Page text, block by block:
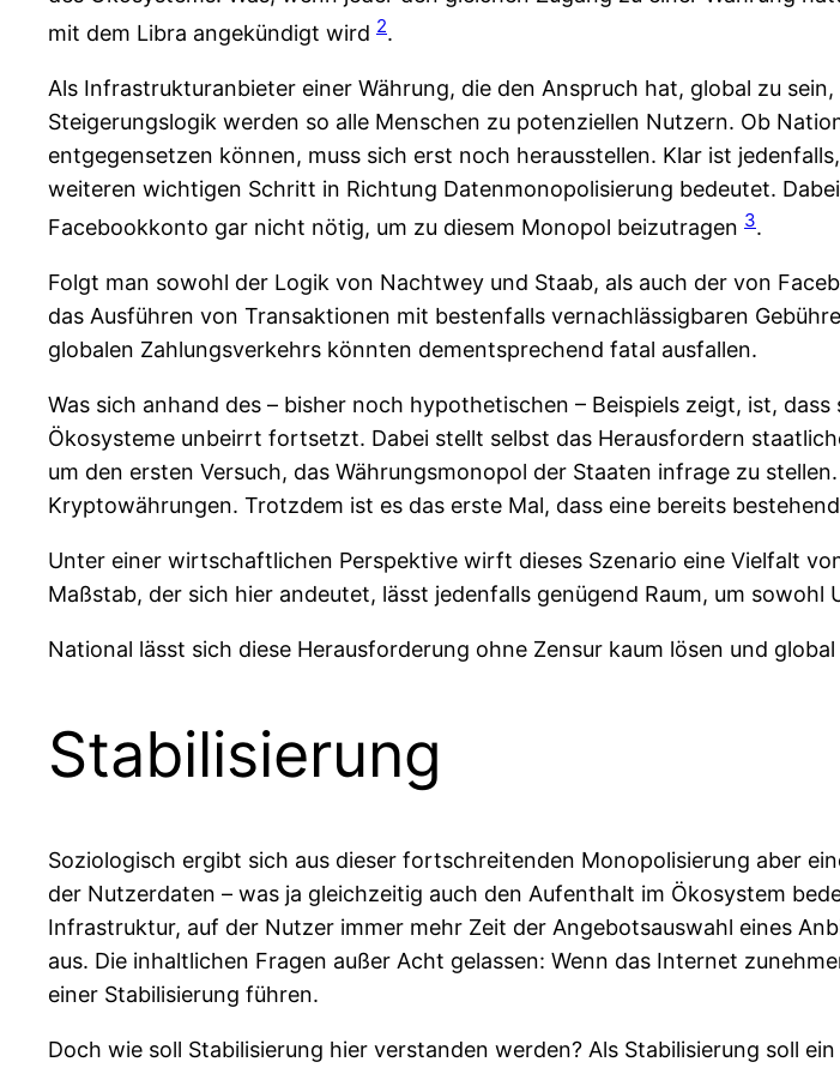
mit dem Libra angekündigt wird 2.
Als Infrastrukturanbieter einer Währung, die den Anspruch hat, global zu
Steigerungslogik werden so alle Menschen zu potenziellen Nutzern. Ob
entgegensetzen können, muss sich erst noch herausstellen. Klar ist
weiteren wichtigen Schritt in Richtung Datenmonopolisierung bedeutet.
Facebookkonto gar nicht nötig, um zu diesem Monopol beizutragen 3.
Folgt man sowohl der Logik von Nachtwey und Staab, als auch der von
das Ausführen von Transaktionen mit bestenfalls vernachlässigbaren
globalen Zahlungsverkehrs könnten dementsprechend fatal ausfallen.
Was sich anhand des – bisher noch hypothetischen – Beispiels zeigt, ist,
Ökosysteme unbeirrt fortsetzt. Dabei stellt selbst das Herausfordern
um den ersten Versuch, das Währungsmonopol der Staaten infrage zu
Kryptowährungen. Trotzdem ist es das erste Mal, dass eine bereits
Unter einer wirtschaftlichen Perspektive wirft dieses Szenario eine Vielfalt
Maßstab, der sich hier andeutet, lässt jedenfalls genügend Raum, um
National lässt sich diese Herausforderung ohne Zensur kaum lösen und
Stabilisierung
Soziologisch ergibt sich aus dieser fortschreitenden Monopolisierung aber
der Nutzerdaten – was ja gleichzeitig auch den Aufenthalt im Ökosystem
Infrastruktur, auf der Nutzer immer mehr Zeit der Angebotsauswahl eines
aus. Die inhaltlichen Fragen außer Acht gelassen: Wenn das Internet
einer Stabilisierung führen.
Doch wie soll Stabilisierung hier verstanden werden? Als Stabilisierung soll